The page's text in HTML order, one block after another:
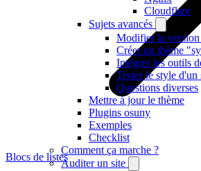
Cloudflare
Sujets avancés
Modifier la
Créer un thème
Intégrer les outils
Tester le style d'un
Questions diverses
Mettre à jour le thème
Plugins osuny
Exemples
Checklist
Comment ça marche ?
Auditer un site
Blocs de listes